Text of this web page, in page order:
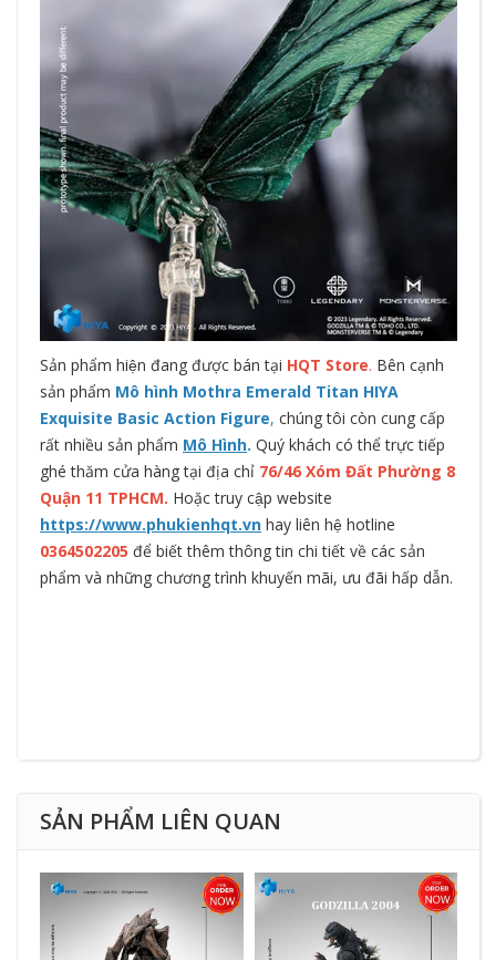
Sản phẩm hiện đang được bán tại HQT Store. Bên cạnh
sản phẩm Mô hình Mothra Emerald Titan HIYA
Exquisite Basic Action Figure, chúng tôi còn cung cấp
rất nhiều sản phẩm Mô Hình. Quý khách có thể trực tiếp
ghé thăm cửa hàng tại địa chỉ 76/46 Xóm Đất Phường 8
Quận 11 TPHCM. Hoặc truy cập website
https://www.phukienhqt.vn hay liên hệ hotline
0364502205 để biết thêm thông tin chi tiết về các sản
phẩm và những chương trình khuyến mãi, ưu đãi hấp dẫn.
SẢN PHẨM LIÊN QUAN